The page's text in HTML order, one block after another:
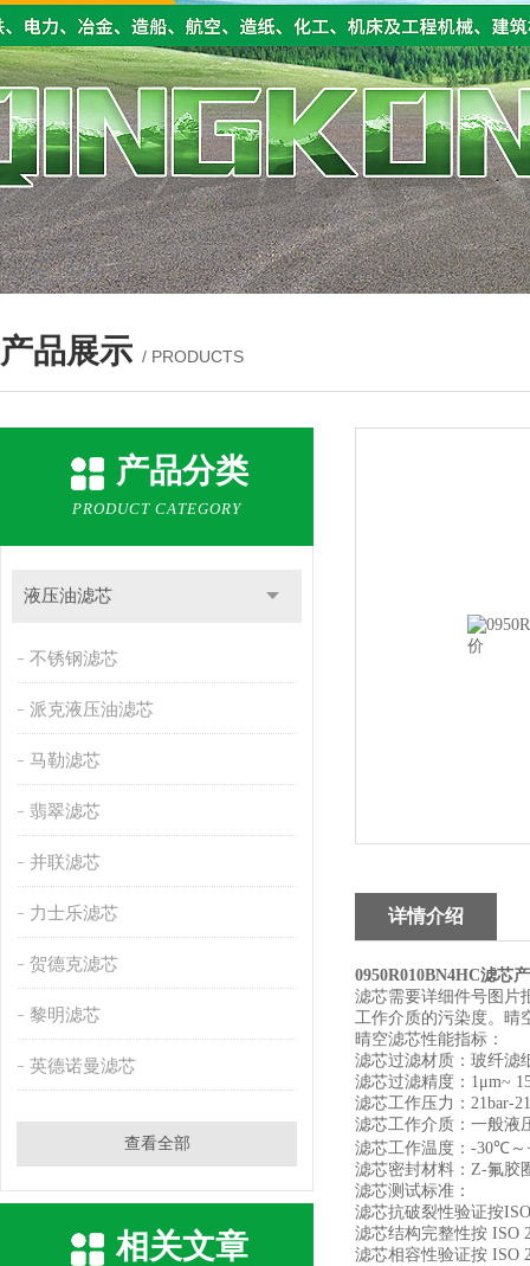
产品展示 / PRODUCTS
产品分类
PRODUCT CATEGORY
液压油滤芯
不锈钢滤芯
派克液压油滤芯
马勒滤芯
翡翠滤芯
并联滤芯
力士乐滤芯
贺德克滤芯
黎明滤芯
英德诺曼滤芯
查看全部
相关文章
详情介绍
0950R010BN4HC滤芯
滤芯需要详细件号图片
工作介质的污染度。晴
晴空滤芯性能指标：
滤芯过滤材质：玻纤滤
滤芯过滤精度： 1μm~
滤芯工作压力：
滤芯工作介质：一般液
滤芯工作温度： -30℃～
滤芯密封材料： Z-氟胶
滤芯测试标准：
滤芯抗破裂性验证按
滤芯结构完整性按 ISO
滤芯相容性验证按 ISO